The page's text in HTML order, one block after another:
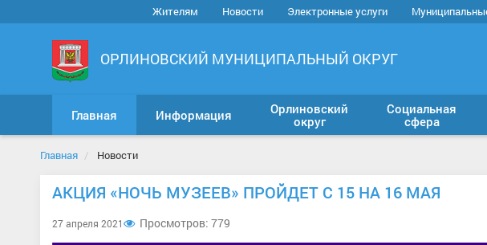
Жителям Новости Электронные услуги
ОРЛИНОВСКИЙ МУНИЦИПАЛЬНЫЙ ОКРУГ
Главная Информация
Орлиновский
округ
Социальная
сфера
Главная Новости
АКЦИЯ «НОЧЬ МУЗЕЕВ» ПРОЙДЕТ С 15 НА 16 МАЯ
27 апреля 2021 Просмотров: 779